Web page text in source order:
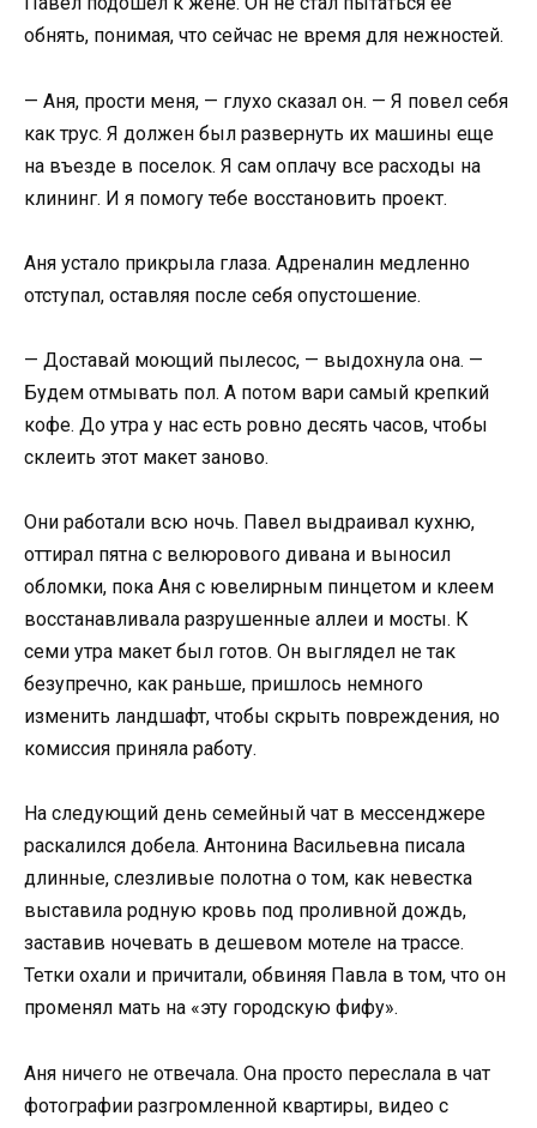
обнять, понимая, что сейчас не время для нежностей.
— Аня, прости меня, — глухо сказал он. — Я повел себя
как трус. Я должен был развернуть их машины еще
на въезде в поселок. Я сам оплачу все расходы на
клининг. И я помогу тебе восстановить проект.
Аня устало прикрыла глаза. Адреналин медленно
отступал, оставляя после себя опустошение.
— Доставай моющий пылесос, — выдохнула она. —
Будем отмывать пол. А потом вари самый крепкий
кофе. До утра у нас есть ровно десять часов, чтобы
склеить этот макет заново.
Они работали всю ночь. Павел выдраивал кухню,
оттирал пятна с велюрового дивана и выносил
обломки, пока Аня с ювелирным пинцетом и клеем
восстанавливала разрушенные аллеи и мосты. К
семи утра макет был готов. Он выглядел не так
безупречно, как раньше, пришлось немного
изменить ландшафт, чтобы скрыть повреждения, но
комиссия приняла работу.
На следующий день семейный чат в мессенджере
раскалился добела. Антонина Васильевна писала
длинные, слезливые полотна о том, как невестка
выставила родную кровь под проливной дождь,
заставив ночевать в дешевом мотеле на трассе.
Тетки охали и причитали, обвиняя Павла в том, что он
променял мать на «эту городскую фифу».
Аня ничего не отвечала. Она просто переслала в чат
фотографии разгромленной квартиры, видео с